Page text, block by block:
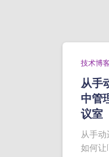
技术博
从手
中管
议室
从手
如何让